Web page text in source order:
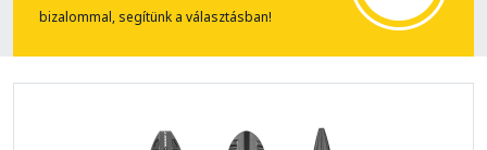
bizalommal, segítünk a választásban!